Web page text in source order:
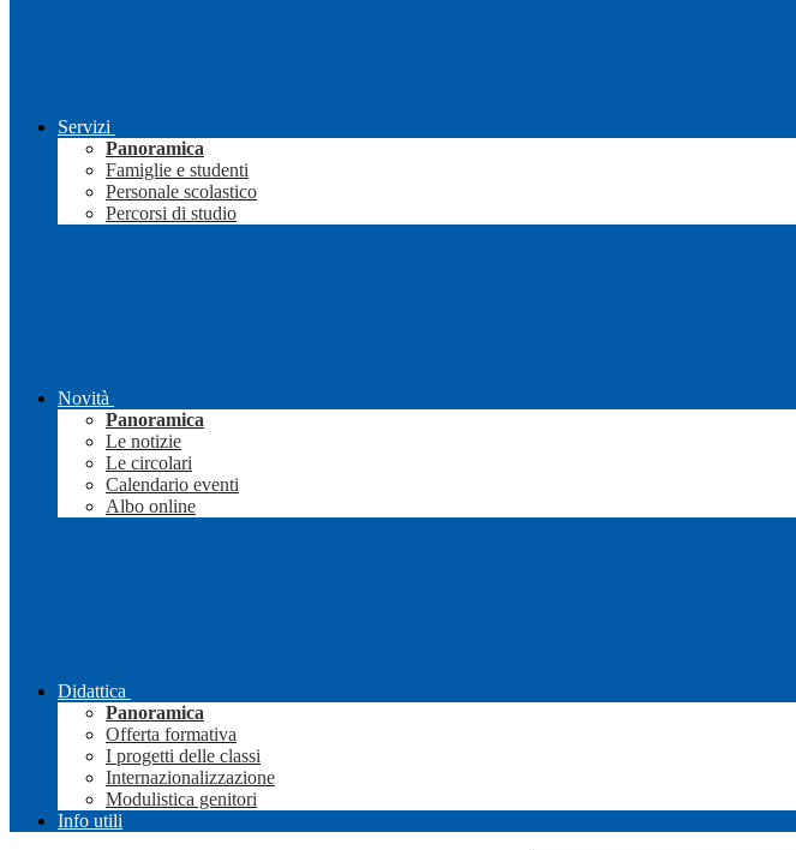
Servizi
Panoramica
Famiglie e studenti
Personale scolastico
Percorsi di studio
Novità
Panoramica
Le notizie
Le circolari
Calendario eventi
Albo online
Didattica
Panoramica
Offerta formativa
I progetti delle classi
Internazionalizzazione
Modulistica genitori
Info utili